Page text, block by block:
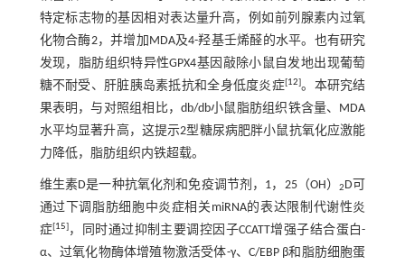
特定标志物的基因相对表达量升高，例如前列腺素内过氧
化物合酶2，并增加MDA及4-羟基壬烯醛的水平。也有研究
发现，脂肪组织特异性GPX4基因敲除小鼠自发地出现葡萄
糖不耐受、肝脏胰岛素抵抗和全身低度炎症[12]。本研究结
果表明，与对照组相比，db/db小鼠脂肪组织铁含量、MDA
水平均显著升高，这提示2型糖尿病肥胖小鼠抗氧化应激能
力降低，脂肪组织内铁超载。
维生素D是一种抗氧化剂和免疫调节剂，1，25（OH）2 D可
通过下调脂肪细胞中炎症相关miRNA的表达限制代谢性炎
症[15] ，同时通过抑制主要调控因子CCATT增强子结合蛋白-
α、过氧化物酶体增殖物激活受体-γ、C/EBP β和脂肪细胞蛋